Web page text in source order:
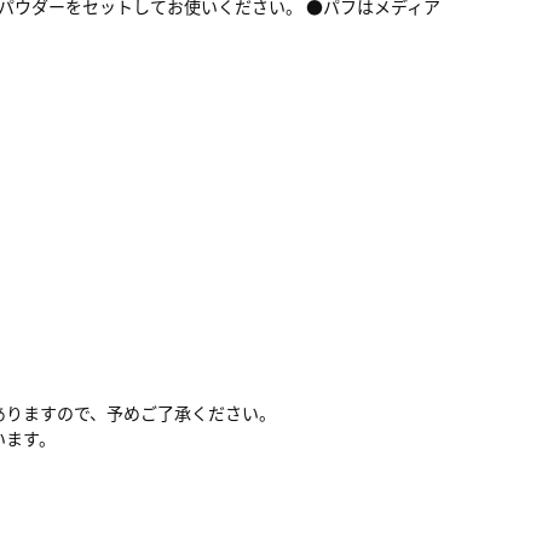
ダーをセットしてお使いください。 ●パフはメディア
ますので、予めご了承ください。
す。